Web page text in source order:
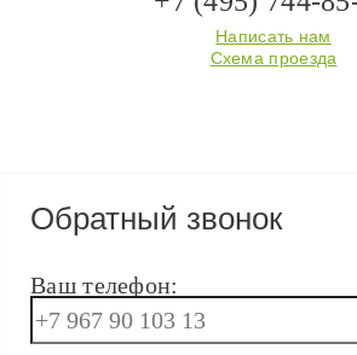
Написать нам
Схема проезда
Обратный звонок
Ваш телефон: